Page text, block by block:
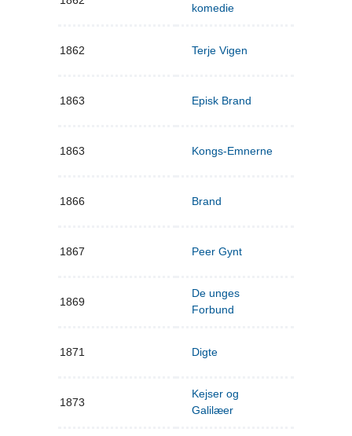
komedie
1862 Terje Vigen
1863 Episk Brand
1863 Kongs-Emnerne
1866 Brand
1867 Peer Gynt
1869
De unges
Forbund
1871 Digte
1873
Kejser og
Galilæer